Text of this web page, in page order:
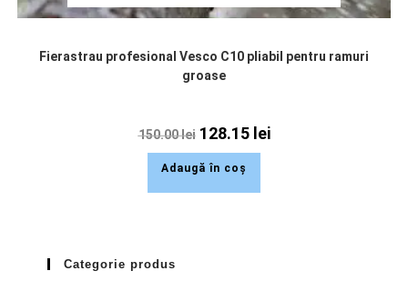
Fierastrau profesional Vesco C10 pliabil pentru ramuri
groase
150.00lei 128.15 lei
Adaugă în coș
Categorie produs